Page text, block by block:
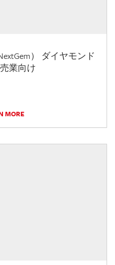
） ダイヤモンド
業向け
MORE